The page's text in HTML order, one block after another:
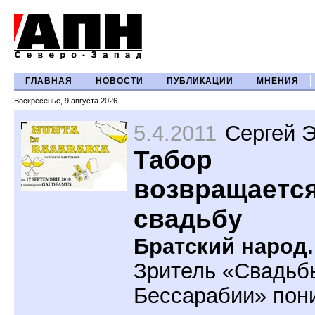
ГЛАВНАЯ НОВОСТИ ПУБЛИКАЦИИ МНЕНИЯ
Воскресенье, 9 августа 2026
5.4.2011 Сергей
Табор
свадьбу
Братский народ.
Зритель
Бессарабии»